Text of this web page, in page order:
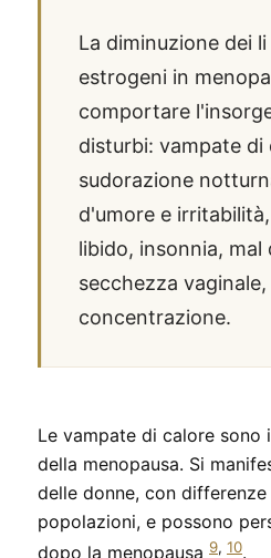
La diminuzione dei
estrogeni in
comportare
disturbi: vampate di
sudorazione
d'umore e
libido, insonnia, mal
secchezza
concentrazione.
Le vampate di calore sono
della menopausa. Si
delle donne, con
popolazioni, e possono
dopo la menopausa 9, 10.